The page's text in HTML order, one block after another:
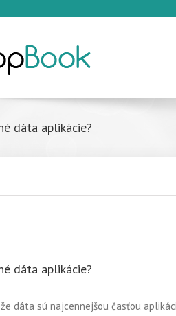
dáta aplikácie?
dáta aplikácie?
dáta sú najcennejšou časťou